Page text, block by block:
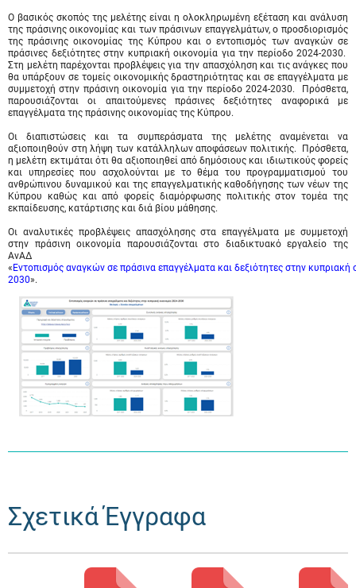
Ο βασικός σκοπός της μελέτης είναι η ολοκληρωμένη εξέταση και ανάλυση
της πράσινης οικονομίας και των πράσινων επαγγελμάτων, ο προσδιορισμός
της πράσινης οικονομίας της Κύπρου και ο εντοπισμός των αναγκών σε
πράσινες δεξιότητες στην κυπριακή οικονομία για την περίοδο 2024-2030.
Στη μελέτη παρέχονται προβλέψεις για την απασχόληση και τις ανάγκες που
θα υπάρξουν σε τομείς οικονομικής δραστηριότητας και σε επαγγέλματα με
συμμετοχή στην πράσινη οικονομία για την περίοδο 2024-2030. Πρόσθετα,
παρουσιάζονται οι απαιτούμενες πράσινες δεξιότητες αναφορικά με
επαγγέλματα της πράσινης οικονομίας της Κύπρου.
Οι διαπιστώσεις και τα συμπεράσματα της μελέτης αναμένεται να
αξιοποιηθούν στη λήψη των κατάλληλων αποφάσεων πολιτικής. Πρόσθετα,
η μελέτη εκτιμάται ότι θα αξιοποιηθεί από δημόσιους και ιδιωτικούς φορείς
και υπηρεσίες που ασχολούνται με το θέμα του προγραμματισμού του
ανθρώπινου δυναμικού και της επαγγελματικής καθοδήγησης των νέων της
Κύπρου καθώς και από φορείς διαμόρφωσης πολιτικής στον τομέα της
εκπαίδευσης, κατάρτισης και διά βίου μάθησης.
Οι αναλυτικές προβλέψεις απασχόλησης στα επαγγέλματα με συμμετοχή
στην πράσινη οικονομία παρουσιάζονται στο διαδικτυακό εργαλείο της
ΑνΑΔ
« Εντοπισμός αναγκών σε πράσινα επαγγέλματα και δεξιότητες στην κυπριακή
2030».
Σχετικά Έγγραφα